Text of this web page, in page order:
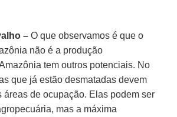
– O que observamos é que o
não é a produção
tem outros potenciais. No
que já estão desmatadas devem
áreas de ocupação. Elas podem ser
mas a máxima